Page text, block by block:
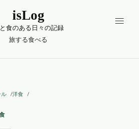
isLog
食のある日々の記録
旅する食べる
洋食